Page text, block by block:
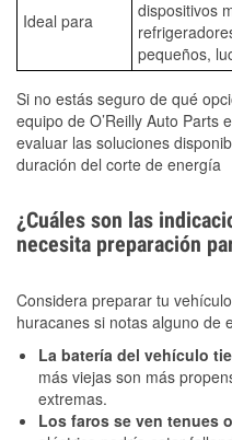
Ideal para
dispositivos
pequeños,
Si no estás seguro de qué
equipo de O’Reilly Auto Parts
evaluar las soluciones
duración del corte de energía
¿Cuáles son las
necesita preparación
Considera preparar tu
huracanes si notas alguno de
La batería del vehículo
más viejas son más
extremas.
Los faros se ven tenues